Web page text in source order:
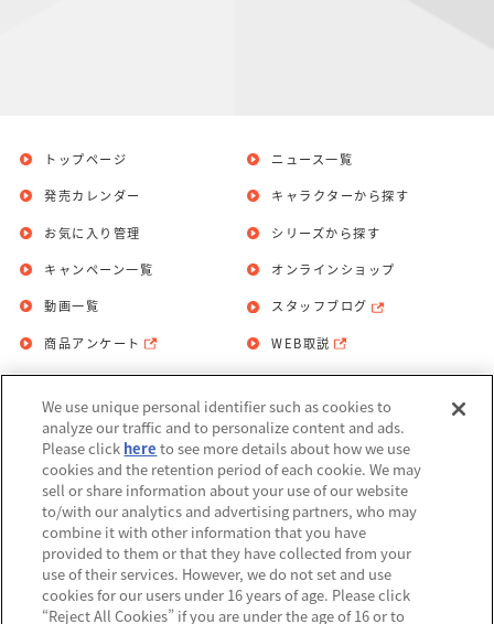
トップページ
発売カレンダー
お気に入り管理
ニュース一覧
キャラクターから探す
シリーズから探す
キャンペーン一覧
動画一覧
商品アンケート
オンラインショップ
スタッフブログ
WEB取説
お問い合わせ 個人情報保護方針
利用規約
Do Not Sell or Share My Personal
Information
アレルギー情報
We use unique personal identifier such as cookies to
analyze our traffic and to personalize content and ads.
Please click here to see more details about how we use
cookies and the retention period of each cookie. We may
sell or share information about your use of our website
to/with our analytics and advertising partners, who may
combine it with other information that you have
provided to them or that they have collected from your
use of their services. However, we do not set and use
cookies for our users under 16 years of age. Please click
“Reject All Cookies” if you are under the age of 16 or to